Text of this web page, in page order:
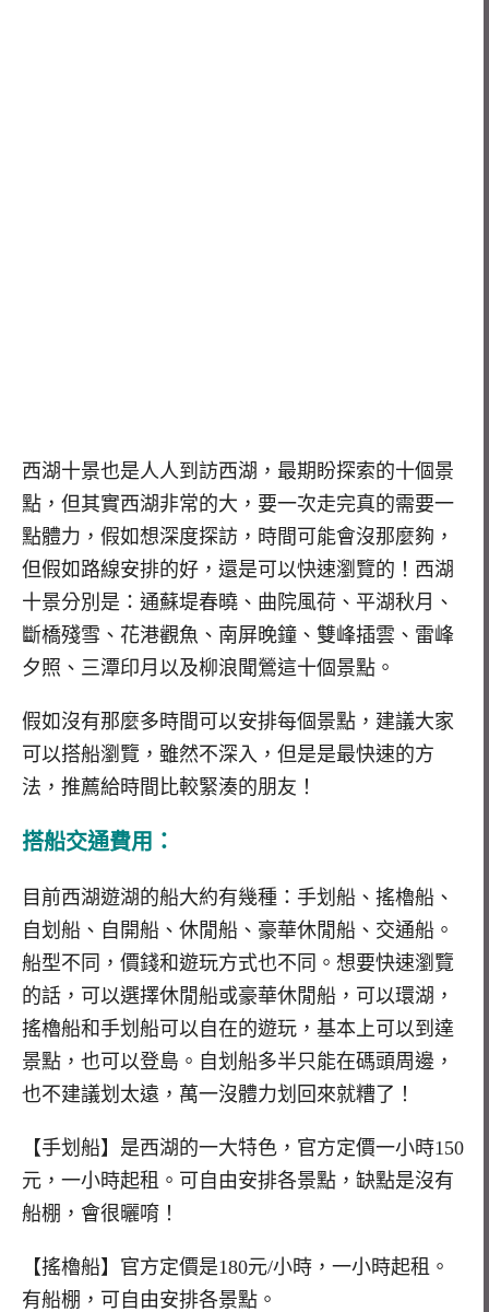
西湖十景也是人人到訪西湖，最期盼探索的十個景
點，但其實西湖非常的大，要一次走完真的需要一
點體力，假如想深度探訪，時間可能會沒那麼夠，
但假如路線安排的好，還是可以快速瀏覽的！西湖
十景分別是：通蘇堤春曉、曲院風荷、平湖秋月、
斷橋殘雪、花港觀魚、南屏晚鐘、雙峰插雲、雷峰
夕照、三潭印月以及柳浪聞鶯這十個景點。
假如沒有那麼多時間可以安排每個景點，建議大家
可以搭船瀏覽，雖然不深入，但是是最快速的方
法，推薦給時間比較緊湊的朋友！
搭船交通費用：
目前西湖遊湖的船大約有幾種：手划船、搖櫓船、
自划船、自開船、休閒船、豪華休閒船、交通船。
船型不同，價錢和遊玩方式也不同。想要快速瀏覽
的話，可以選擇休閒船或豪華休閒船，可以環湖，
搖櫓船和手划船可以自在的遊玩，基本上可以到達
景點，也可以登島。自划船多半只能在碼頭周邊，
也不建議划太遠，萬一沒體力划回來就糟了！
【手划船】是西湖的一大特色，官方定價一小時150
元，一小時起租。可自由安排各景點，缺點是沒有
船棚，會很曬唷！
【搖櫓船】官方定價是180元/小時，一小時起租。
有船棚，可自由安排各景點。